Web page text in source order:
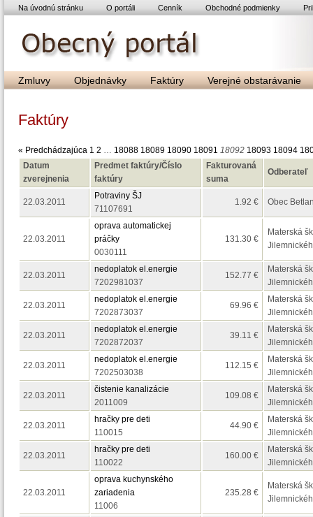
Na úvodnú stránku O portáli Cenník Obchodné podmienky
Zmluvy Objednávky Faktúry Verejné obstarávanie
Faktúry
« Predchádzajúca 1 2 … 18088 18089 18090 18091 18092 18093 18094
Datum
zverejnenia
Predmet faktúry/Číslo
faktúry
Fakturovaná
suma
Odberateľ
22.03.2011
Potraviny ŠJ
71107691
1.92 € Obec
22.03.2011
oprava automatickej
práčky
0030111
131.30 €
Materská
22.03.2011
nedoplatok el.energie
7202981037
152.77 €
Materská
22.03.2011
nedoplatok el.energie
7202873037
69.96 €
Materská
22.03.2011
nedoplatok el.energie
7202872037
39.11 €
Materská
22.03.2011
nedoplatok el.energie
7202503038
112.15 €
Materská
22.03.2011
čistenie kanalizácie
2011009
109.08 €
Materská
22.03.2011
hračky pre deti
110015
44.90 €
Materská
22.03.2011
hračky pre deti
110022
160.00 €
Materská
22.03.2011
oprava kuchynského
zariadenia
11006
235.28 €
Materská